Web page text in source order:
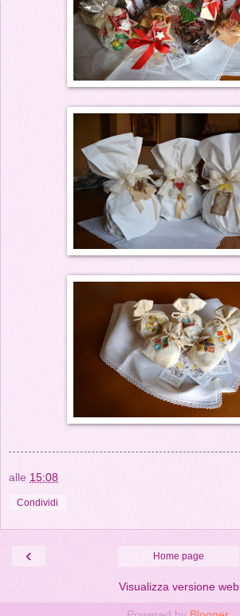
alle 15:08
Condividi
‹ Home page
Visualizza versione web